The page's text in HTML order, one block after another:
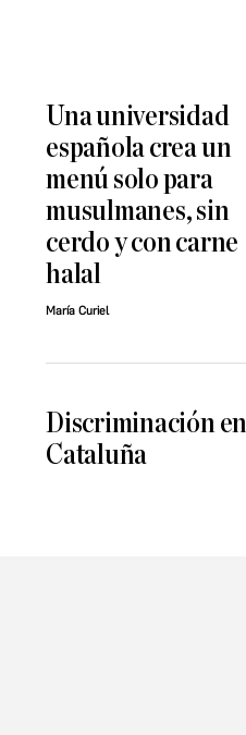
Una universidad
española crea un
menú solo para
musulmanes, sin
cerdo y con carne
halal
María Curiel
Discriminación en
Cataluña